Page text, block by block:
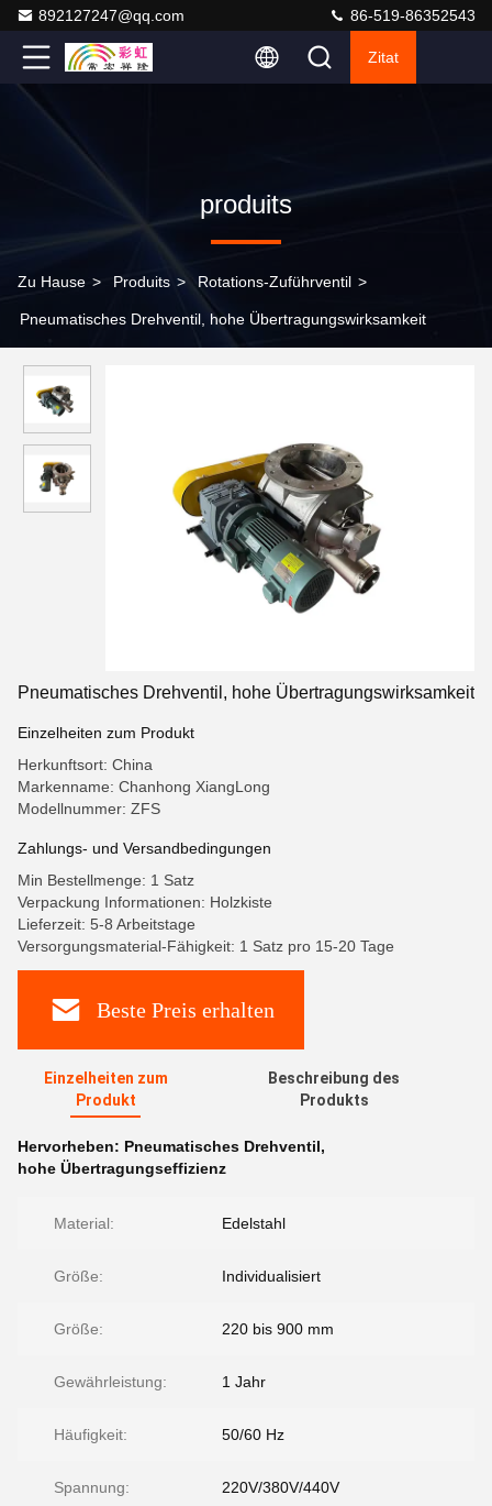
892127247@qq.com 86-519-86352543
Zitat
produits
Zu Hause > Produits > Rotations-Zuführventil >
Pneumatisches Drehventil, hohe Übertragungswirksamkeit
Pneumatisches Drehventil, hohe Übertragungswirksamkeit
Einzelheiten zum Produkt
Herkunftsort: China
Markenname: Chanhong XiangLong
Modellnummer: ZFS
Zahlungs- und Versandbedingungen
Min Bestellmenge: 1 Satz
Verpackung Informationen: Holzkiste
Lieferzeit: 5-8 Arbeitstage
Versorgungsmaterial-Fähigkeit: 1 Satz pro 15-20 Tage
Beste Preis erhalten
Einzelheiten zum
Produkt
Beschreibung des
Produkts
Hervorheben: Pneumatisches Drehventil,
hohe Übertragungseffizienz
Material: Edelstahl
Größe: Individualisiert
Größe: 220 bis 900 mm
Gewährleistung: 1 Jahr
Häufigkeit: 50/60 Hz
Spannung: 220V/380V/440V